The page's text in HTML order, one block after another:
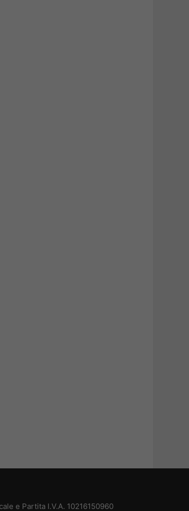
e Partita I.V.A. 10216150960